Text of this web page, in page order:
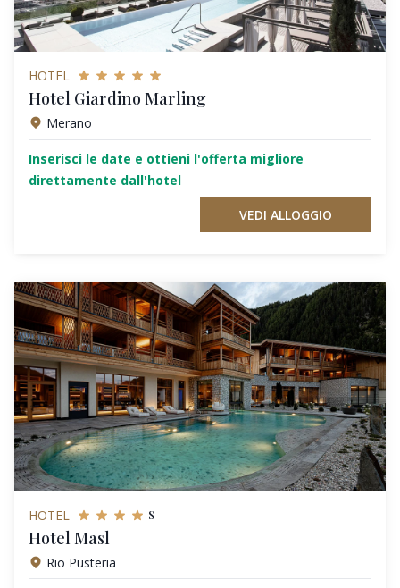
HOTEL
Hotel Giardino Marling
Merano
Inserisci le date e ottieni l'offerta migliore
direttamente dall'hotel
VEDI ALLOGGIO
HOTEL s
Hotel Masl
Rio Pusteria